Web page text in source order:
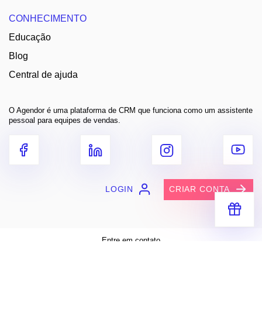
para você vender muito mais
CONHECIMENTO
Educação
Blog
Central de ajuda
O Agendor é uma plataforma de CRM que funciona como um assistente
pessoal para equipes de vendas.
LOGIN CRIAR CONTA
Entre em contato